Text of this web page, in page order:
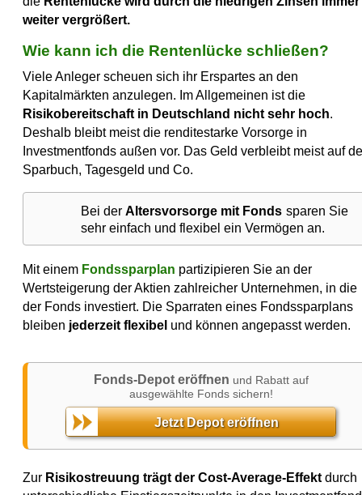
weiter vergrößert.
Wie kann ich die Rentenlücke schließen?
Viele Anleger scheuen sich ihr Erspartes an den
Kapitalmärkten anzulegen. Im Allgemeinen ist die
Risikobereitschaft in Deutschland nicht sehr hoch.
Deshalb bleibt meist die renditestarke Vorsorge in
Investmentfonds außen vor. Das Geld verbleibt meist auf
Sparbuch, Tagesgeld und Co.
Bei der Altersvorsorge mit Fonds sparen Sie
sehr einfach und flexibel ein Vermögen an.
Mit einem Fondssparplan partizipieren Sie an der
Wertsteigerung der Aktien zahlreicher Unternehmen, in die
der Fonds investiert. Die Sparraten eines Fondssparplans
bleiben jederzeit flexibel und können angepasst werden.
Fonds-Depot eröffnen und Rabatt auf
ausgewählte Fonds sichern!
Jetzt Depot eröffnen
Zur Risikostreuung trägt der Cost-Average-Effekt durch